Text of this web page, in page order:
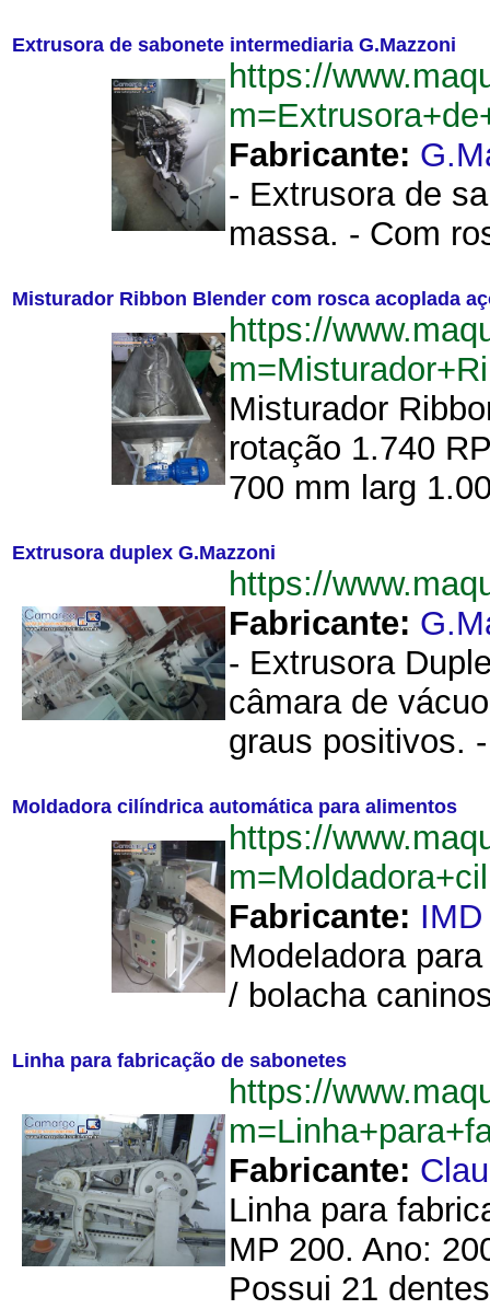
Extrusora de sabonete intermediaria G.Mazzoni
https://
Fabricante:
- Extrusora de
massa. - Com
Misturador Ribbon Blender com rosca acoplada
https://
Misturador
rotação 1.740
700 mm larg
Extrusora duplex G.Mazzoni
https://
Fabricante:
- Extrusora
câmara de
graus positivos.
Moldadora cilíndrica automática para alimentos
https://
Fabricante: IMD
Modeladora
/ bolacha
Linha para fabricação de sabonetes
https://
Fabricante:
Linha para
MP 200. Ano:
Possui 21